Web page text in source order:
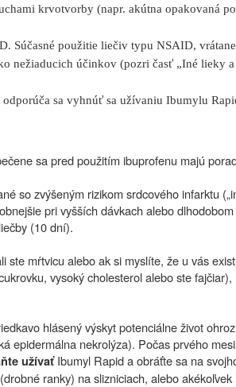
krvotvorby (napr. akútna opakovaná
Súčasné použitie liečiv typu NSAID,
nežiaducich účinkov (pozri časť „Iné lieky
odporúča sa vyhnúť sa užívaniu Ibumylu
sa pred použitím ibuprofenu majú
so zvýšeným rizikom srdcového infarktu
pri vyšších dávkach alebo
(10 dní).
ste mŕtvicu alebo ak si myslíte, že u vás
vysoký cholesterol alebo ste
hlásený výskyt potenciálne život
epidermálna nekrolýza). Počas prvého
užívať Ibumyl Rapid a obráťte sa na
ranky) na slizniciach, alebo